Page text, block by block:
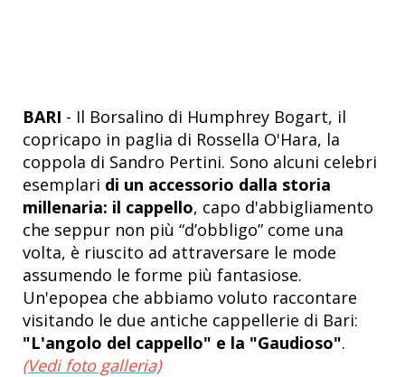
BARI - Il Borsalino di Humphrey Bogart, il
copricapo in paglia di Rossella O'Hara, la
coppola di Sandro Pertini. Sono alcuni celebri
esemplari di un accessorio dalla storia
millenaria: il cappello, capo d'abbigliamento
che seppur non più “d’obbligo” come una
volta, è riuscito ad attraversare le mode
assumendo le forme più fantasiose.
Un'epopea che abbiamo voluto raccontare
visitando le due antiche cappellerie di Bari:
"L'angolo del cappello" e la "Gaudioso".
(Vedi foto galleria)